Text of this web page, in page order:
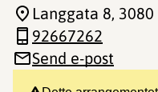
Langgata 8,
92667262
Send e-post